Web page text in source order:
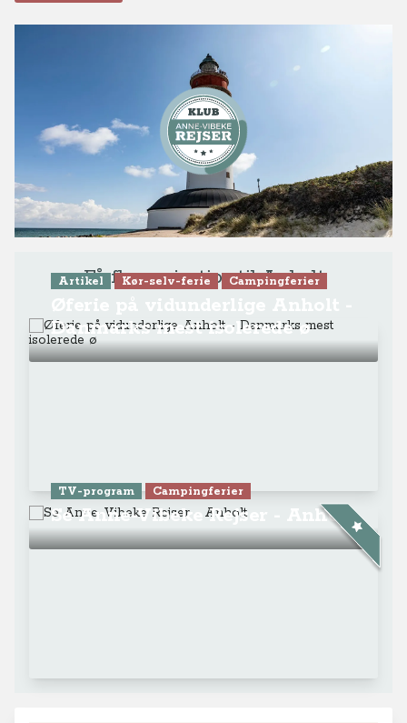
Få flere rejsetips til Anholt
Artikel Kør-selv-ferie Campingferier
Danmarks mest isolerede ø
TV-program Campingferier
Se Anne-Vibeke Rejser - Anholt